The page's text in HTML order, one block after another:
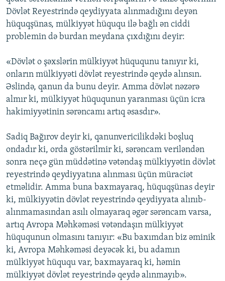
Dövlət Reyestrində qeydiyyata alınmadığını deyən
hüquqşünas, mülkiyyət hüququ ilə bağlı ən ciddi
problemin də burdan meydana çıxdığını deyir:
«Dövlət o şəxslərin mülkiyyət hüququnu tanıyır ki,
onların mülkiyyəti dövlət reyestrində qeydə alınsın.
Əslində, qanun da bunu deyir. Amma dövlət nəzərə
almır ki, mülkiyyət hüququnun yaranması üçün icra
hakimiyyətinin sərəncamı artıq əsasdır».
Sadiq Bağırov deyir ki, qanunvericilikdəki boşluq
ondadır ki, orda göstərilmir ki, sərəncam veriləndən
sonra neçə gün müddətinə vətəndaş mülkiyyətin dövlət
reyestrində qeydiyyatına alınması üçün müraciət
etməlidir. Amma buna baxmayaraq, hüquqşünas deyir
ki, mülkiyyətin dövlət reyestrində qeydiyyata alınıb-
alınmamasından asılı olmayaraq əgər sərəncam varsa,
artıq Avropa Məhkəməsi vətəndaşın mülkiyyət
hüququnun olmasını tanıyır: «Bu baxımdan biz əminik
ki, Avropa Məhkəməsi deyəcək ki, bu adamın
mülkiyyət hüququ var, baxmayaraq ki, həmin
mülkiyyət dövlət reyestrində qeydə alınmayıb».